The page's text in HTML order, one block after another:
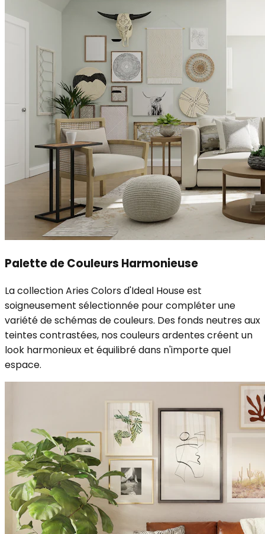
Palette de Couleurs Harmonieuse
La collection Aries Colors d'Ideal House est
soigneusement sélectionnée pour compléter une
variété de schémas de couleurs. Des fonds neutres aux
teintes contrastées, nos couleurs ardentes créent un
look harmonieux et équilibré dans n'importe quel
espace.